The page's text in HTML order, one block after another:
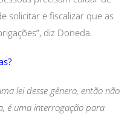
solicitar e fiscalizar que as
diz Doneda.
lei desse gênero, então não
é uma interrogação para